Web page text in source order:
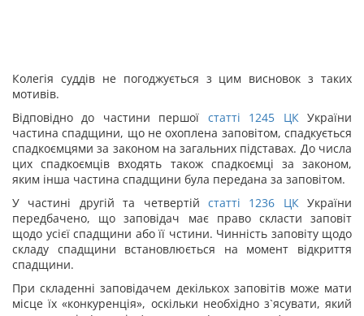
Колегія суддів не погоджується з цим висновок з таких
мотивів.
Відповідно до частини першої статті 1245 ЦКУкраїни
частина спадщини, що не охоплена заповітом, спадкується
спадкоємцями за законом на загальних підставах. До числа
цих спадкоємців входять також спадкоємці за законом,
яким інша частина спадщини була передана за заповітом.
У частині другій та четвертій статті 1236 ЦКУкраїни
передбачено, що заповідач має право скласти заповіт
щодо усієї спадщини або її чстини. Чинність заповіту щодо
складу спадщини встановлюється на момент відкриття
спадщини.
При складенні заповідачем декількох заповітів може мати
місце їх «конкуренція», оскільки необхідно з`ясувати, який